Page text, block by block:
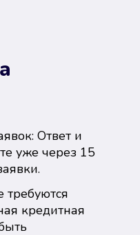
Ответ и
уже через 15
кредитная